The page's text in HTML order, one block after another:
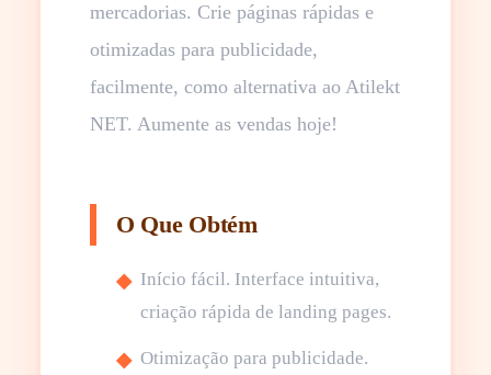
mercadorias. Crie páginas rápidas e
otimizadas para publicidade,
facilmente, como alternativa ao Atilekt
NET. Aumente as vendas hoje!
O Que Obtém
Início fácil. Interface intuitiva,
criação rápida de landing pages.
Otimização para publicidade.